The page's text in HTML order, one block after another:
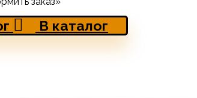
В каталог